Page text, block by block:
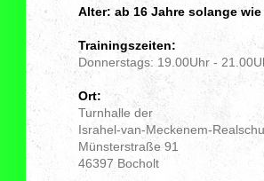
Alter: ab 16 Jahre solange
Trainingszeiten:
Donnerstags: 19.00Uhr -
Ort:
Turnhalle der
Israhel-van-Meckenem-
Münsterstraße 91
46397 Bocholt